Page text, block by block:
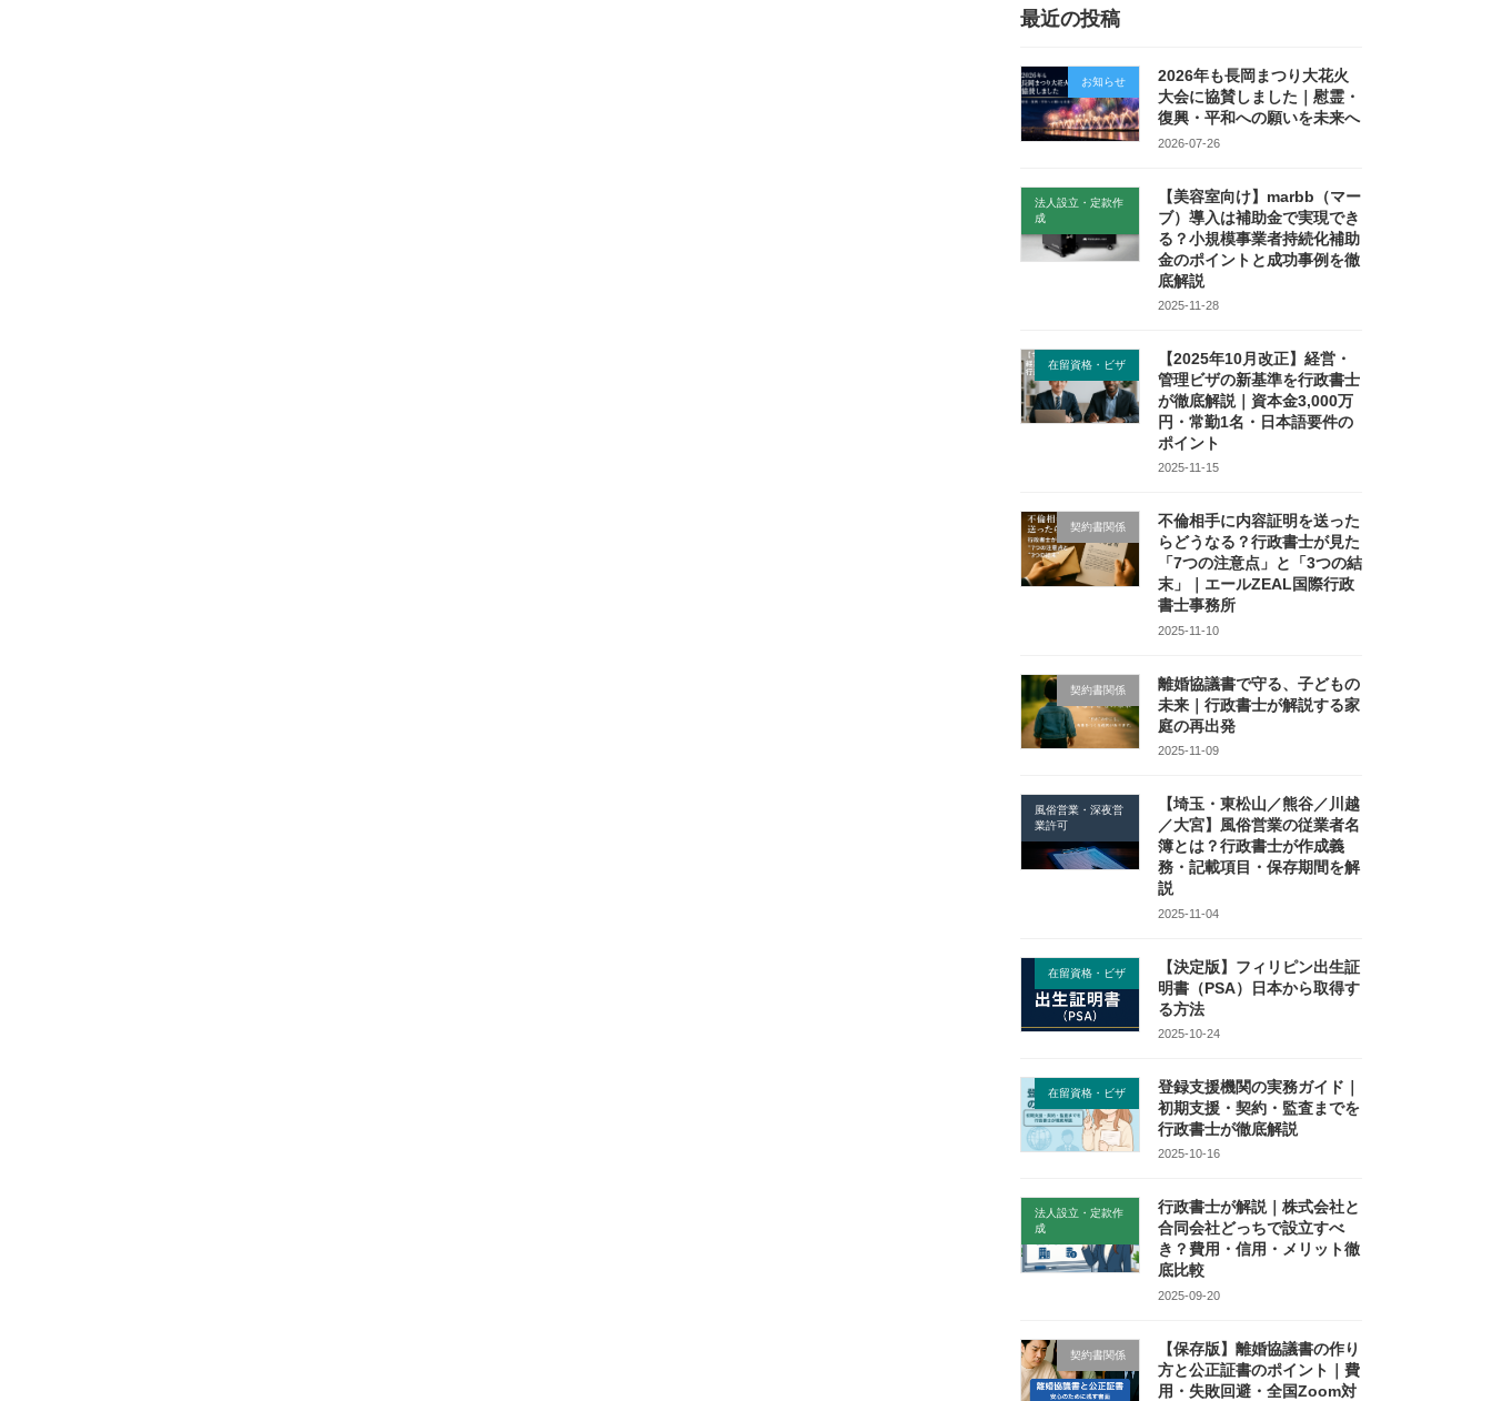
最近の投稿
お知らせ
2026年も長岡まつり大花火
大会に協賛しました｜慰霊・
復興・平和への願いを未来へ
2026-07-26
法人設立・定款作
成
【美容室向け】marbb（マー
ブ）導入は補助金で実現でき
る？小規模事業者持続化補助
金のポイントと成功事例を徹
底解説
2025-11-28
在留資格・ビザ
【2025年10月改正】経営・
管理ビザの新基準を行政書士
が徹底解説｜資本金3,000万
円・常勤1名・日本語要件の
ポイント
2025-11-15
契約書関係
不倫相手に内容証明を送った
らどうなる？行政書士が見た
「7つの注意点」と「3つの結
末」｜エールZEAL国際行政
書士事務所
2025-11-10
契約書関係
離婚協議書で守る、子どもの
未来｜行政書士が解説する家
庭の再出発
2025-11-09
風俗営業・深夜営
業許可
【埼玉・東松山／熊谷／川越
／大宮】風俗営業の従業者名
簿とは？行政書士が作成義
務・記載項目・保存期間を解
説
2025-11-04
在留資格・ビザ
【決定版】フィリピン出生証
明書（PSA）日本から取得す
る方法
2025-10-24
在留資格・ビザ
登録支援機関の実務ガイド｜
初期支援・契約・監査までを
行政書士が徹底解説
2025-10-16
法人設立・定款作
成
行政書士が解説｜株式会社と
合同会社どっちで設立すべ
き？費用・信用・メリット徹
底比較
2025-09-20
契約書関係
【保存版】離婚協議書の作り
方と公正証書のポイント｜費
用・失敗回避・全国Zoom対